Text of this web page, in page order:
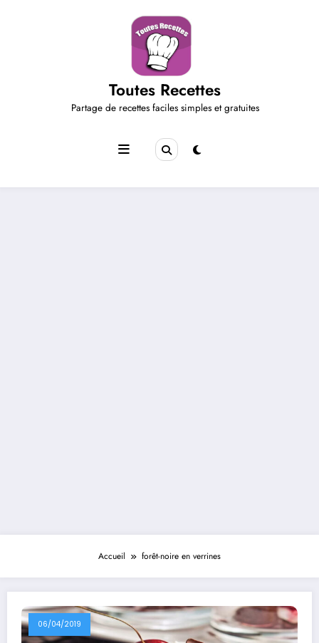
Toutes Recettes
Partage de recettes faciles simples et gratuites
Accueil forêt-noire en verrines
06/04/2019